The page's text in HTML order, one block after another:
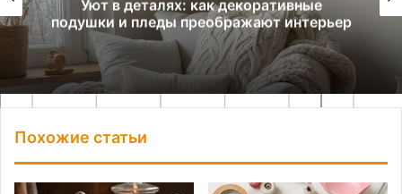
Уют в деталях: как декоративные
подушки и пледы преображают интерьер
Похожие статьи